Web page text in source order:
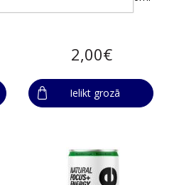
2,00€
Ielikt grozā